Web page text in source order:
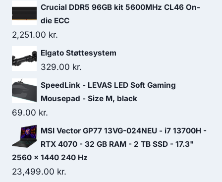
Crucial DDR5 96GB kit 5600MHz CL46 On-
die ECC
2,251.00 kr.
Elgato Støttesystem
329.00 kr.
SpeedLink - LEVAS LED Soft Gaming
Mousepad - Size M, black
69.00 kr.
MSI Vector GP77 13VG-024NEU - i7 13700H -
RTX 4070 - 32 GB RAM - 2 TB SSD - 17.3"
2560 x 1440 240 Hz
23,499.00 kr.